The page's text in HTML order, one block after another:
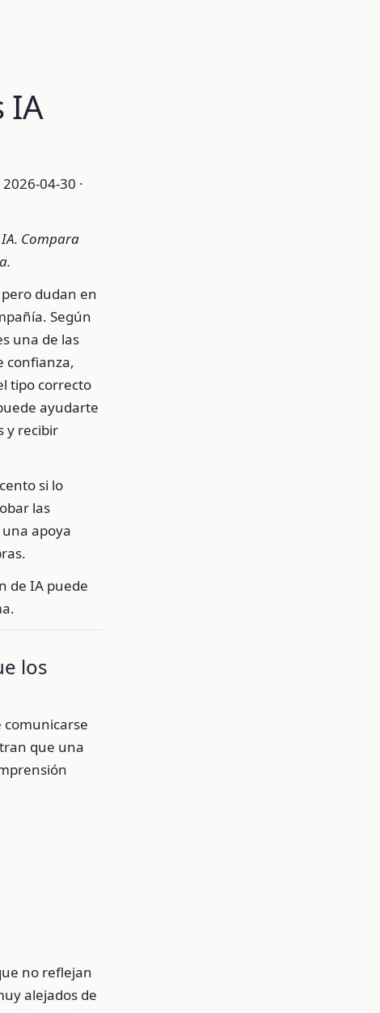
IA
2026-04-30 ·
Compara
dudan en
Según
una de las
confianza,
tipo correcto
ayudarte
y recibir
si lo
las
apoya
de IA puede
los
comunicarse
que una
no reflejan
alejados de